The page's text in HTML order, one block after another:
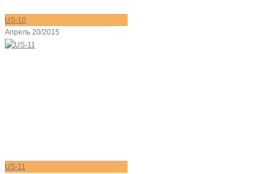
US-10
Апрель 20/2015
US-11